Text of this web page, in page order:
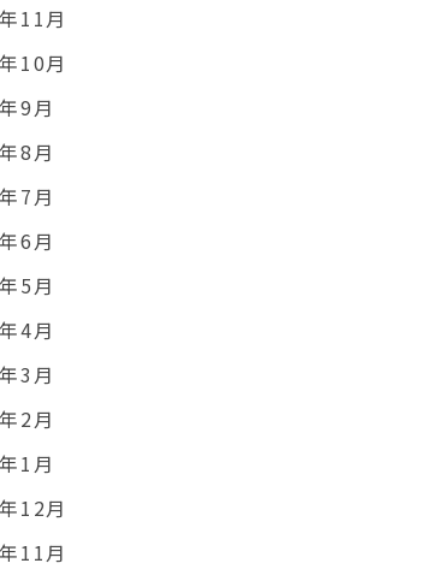
11月
10月
9月
8月
7月
6月
5月
4月
3月
2月
1月
12月
11月